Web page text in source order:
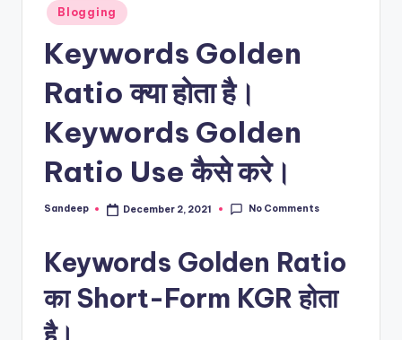
Posted
in
Blogging
Keywords Golden
Ratio क्या होता है।
Keywords Golden
Ratio Use कैसे करे।
Posted
Sandeep December 2, 2021 No Comments
Keywords Golden Ratio
का Short-Form KGR होता